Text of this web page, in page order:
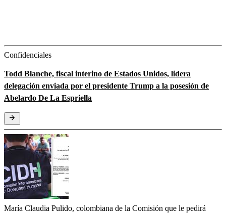
Confidenciales
Todd Blanche, fiscal interino de Estados Unidos, lidera
delegación enviada por el presidente Trump a la posesión de
Abelardo De La Espriella
María Claudia Pulido, colombiana de la Comisión que le pedirá